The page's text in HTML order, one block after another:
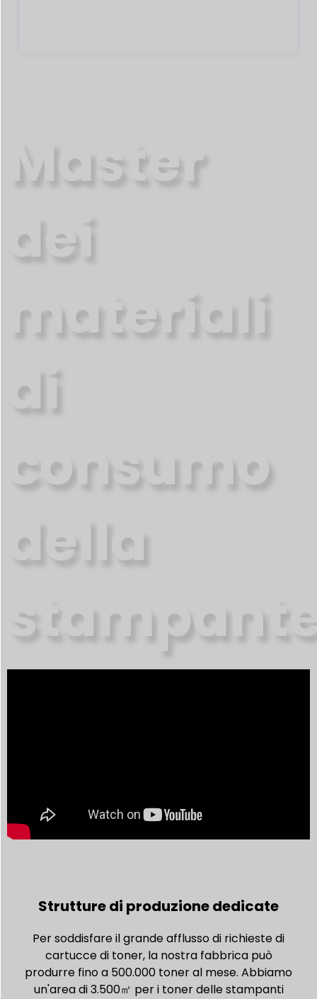
Master
dei
materiali
di
consumo
della
Strutture di produzione dedicate
Per soddisfare il grande afflusso di richieste di
cartucce di toner, la nostra fabbrica può
produrre fino a 500.000 toner al mese. Abbiamo
un'area di 3.500㎡ per i toner delle stampanti